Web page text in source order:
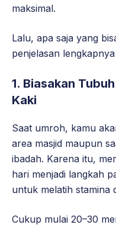
maksimal.
Lalu, apa saja yang
penjelasan
1. Biasakan
Kaki
Saat umroh, kamu
area masjid maupun
ibadah. Karena itu,
hari menjadi langkah
untuk melatih stamina
Cukup mulai 20–30